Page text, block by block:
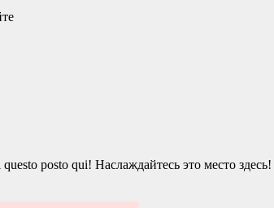
posto qui! Наслаждайтесь это место здесь!